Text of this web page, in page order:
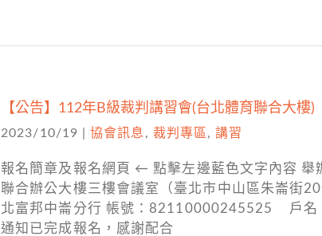
【公告】112年B級裁判講習會(台北體育聯合大樓)
2023/10/19 協會訊息 , 裁判專區 ,講習
報名簡章及報名網頁 ← 點擊左邊藍色文字內容
聯合辦公大樓三樓會議室（臺北市中山區朱崙街
北富邦中崙分行 帳號：82110000245525 戶名
通知已完成報名，感謝配合